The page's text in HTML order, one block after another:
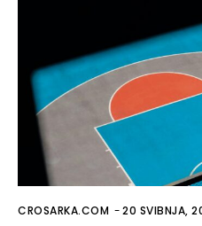
CROSARKA.COM -20 SVIBNJA,